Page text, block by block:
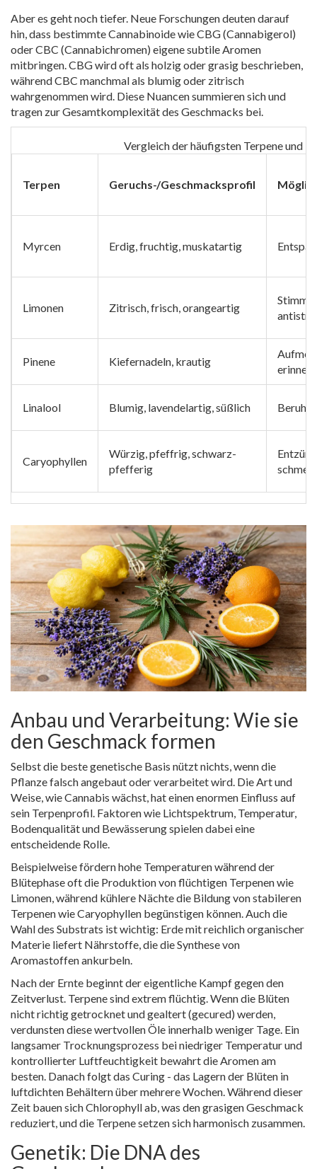
Aber es geht noch tiefer. Neue Forschungen deuten darauf
hin, dass bestimmte Cannabinoide wie CBG (Cannabigerol)
oder CBC (Cannabichromen) eigene subtile Aromen
mitbringen. CBG wird oft als holzig oder grasig beschrieben,
während CBC manchmal als blumig oder zitrisch
wahrgenommen wird. Diese Nuancen summieren sich und
tragen zur Gesamtkomplexität des Geschmacks bei.
Vergleich der häufigsten Terpene und
Terpen Geruchs-/Geschmacksprofil
Myrcen Erdig, fruchtig, muskatartig
Limonen Zitrisch, frisch, orangeartig
Pinene Kiefernadeln, krautig
Linalool Blumig, lavendelartig, süßlich
Caryophyllen
Würzig, pfeffrig, schwarz-
pfefferig
Anbau und Verarbeitung: Wie sie
den Geschmack formen
Selbst die beste genetische Basis nützt nichts, wenn die
Pflanze falsch angebaut oder verarbeitet wird. Die Art und
Weise, wie Cannabis wächst, hat einen enormen Einfluss auf
sein Terpenprofil. Faktoren wie Lichtspektrum, Temperatur,
Bodenqualität und Bewässerung spielen dabei eine
entscheidende Rolle.
Beispielweise fördern hohe Temperaturen während der
Blütephase oft die Produktion von flüchtigen Terpenen wie
Limonen, während kühlere Nächte die Bildung von stabileren
Terpenen wie Caryophyllen begünstigen können. Auch die
Wahl des Substrats ist wichtig: Erde mit reichlich organischer
Materie liefert Nährstoffe, die die Synthese von
Aromastoffen ankurbeln.
Nach der Ernte beginnt der eigentliche Kampf gegen den
Zeitverlust. Terpene sind extrem flüchtig. Wenn die Blüten
nicht richtig getrocknet und gealtert (gecured) werden,
verdunsten diese wertvollen Öle innerhalb weniger Tage. Ein
langsamer Trocknungsprozess bei niedriger Temperatur und
kontrollierter Luftfeuchtigkeit bewahrt die Aromen am
besten. Danach folgt das Curing - das Lagern der Blüten in
luftdichten Behältern über mehrere Wochen. Während dieser
Zeit bauen sich Chlorophyll ab, was den grasigen Geschmack
reduziert, und die Terpene setzen sich harmonisch zusammen.
Genetik: Die DNA des